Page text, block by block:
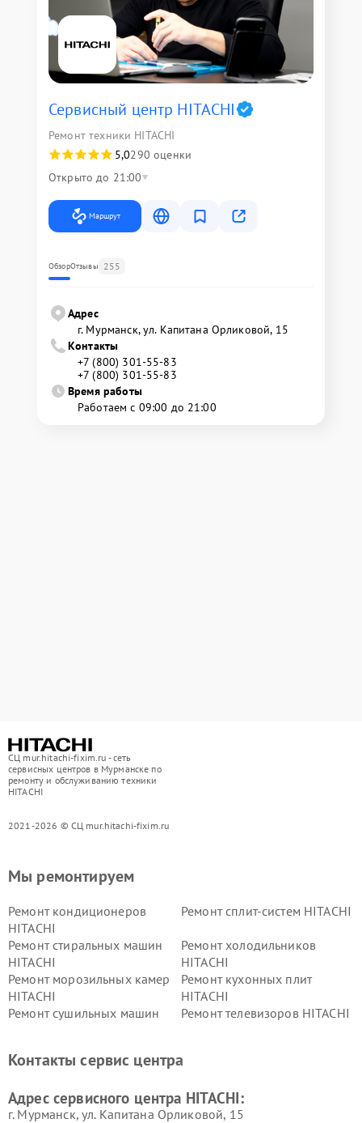
Сервисный центр HITACHI
Ремонт техники HITACHI
5,0290 оценки
Открыто до 21:00
Маршрут
ОбзорОтзывы 255
Адрес
г. Мурманск, ул. Капитана Орликовой, 15
Контакты
+7 (800) 301-55-83
+7 (800) 301-55-83
Время работы
Работаем с 09:00 до 21:00
СЦ mur.hitachi-fixim.ru - сеть
сервисных центров в Мурманске по
ремонту и обслуживанию техники
HITACHI
2021-2026 © СЦ mur.hitachi-fixim.ru
Мы ремонтируем
Ремонт кондиционеров
HITACHI
Ремонт сплит-систем HITACHI
Ремонт стиральных машин
HITACHI
Ремонт холодильников
HITACHI
Ремонт морозильных камер
HITACHI
Ремонт кухонных плит
HITACHI
Ремонт сушильных машин
Ремонт телевизоров HITACHI
данных HITACHI
HITACHI
HITACHI
HITACHI
Контакты сервис центра
Адрес сервисного центра HITACHI:
г. Мурманск, ул. Капитана Орликовой, 15